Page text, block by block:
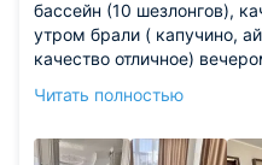
бассейн (10 шезлонгов),
утром брали ( капучино,
качество отличное)
море чистое.хороше
Читать полностью